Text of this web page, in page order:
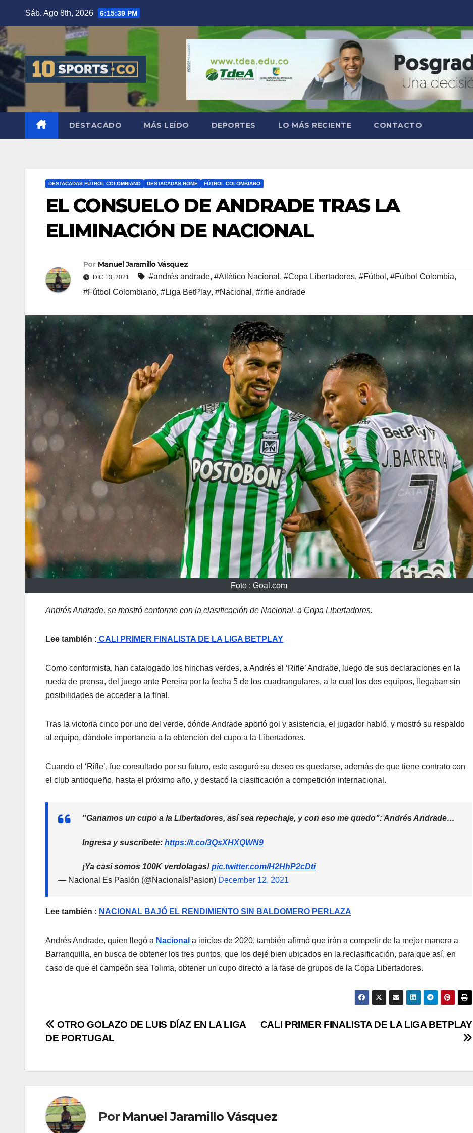
Sáb. Ago 8th, 2026 6:15:40 PM
DESTACADO MÁS LEÍDO DEPORTES LO MÁS RECIENTE CONTACTO
DESTACADAS FÚTBOL COLOMBIANO DESTACADAS HOME FÚTBOL COLOMBIANO
EL CONSUELO DE ANDRADE TRAS LA
ELIMINACIÓN DE NACIONAL
Por Manuel Jaramillo Vásquez
DIC 13, 2021 #andrés andrade, #Atlético Nacional , #Copa Libertadores, #Fútbol , #Fútbol Colombia,
#Fútbol Colombiano, #Liga BetPlay, #Nacional , #rifle andrade
Foto : Goal.com
Andrés Andrade, se mostró conforme con la clasificación de Nacional, a Copa Libertadores.
Lee también : CALI PRIMER FINALISTA DE LA LIGA BETPLAY
Como conformista, han catalogado los hinchas verdes, a Andrés el ‘Rifle’ Andrade, luego de sus declaraciones en la
rueda de prensa, del juego ante Pereira por la fecha 5 de los cuadrangulares, a la cual los dos equipos, llegaban sin
posibilidades de acceder a la final.
Tras la victoria cinco por uno del verde, dónde Andrade aportó gol y asistencia, el jugador habló, y mostró su respaldo
al equipo, dándole importancia a la obtención del cupo a la Libertadores.
Cuando el ‘Rifle’, fue consultado por su futuro, este aseguró su deseo es quedarse, además de que tiene contrato con
el club antioqueño, hasta el próximo año, y destacó la clasificación a competición internacional.
"Ganamos un cupo a la Libertadores, así sea repechaje, y con eso me quedo": Andrés Andrade…
Ingresa y suscríbete: https://t.co/3QsXHXQWN9
¡Ya casi somos 100K verdolagas! pic.twitter.com/H2HhP2cDti
— Nacional Es Pasión (@NacionalsPasion) December 12, 2021
Lee también : NACIONAL BAJÓ EL RENDIMIENTO SIN BALDOMERO PERLAZA
Andrés Andrade, quien llegó a Nacional a inicios de 2020, también afirmó que irán a competir de la mejor manera a
Barranquilla, en busca de obtener los tres puntos, que los dejé bien ubicados en la reclasificación, para que así, en
caso de que el campeón sea Tolima, obtener un cupo directo a la fase de grupos de la Copa Libertadores.
CALI PRIMER FINALISTA DE LA LIGA BETPLAY
OTRO GOLAZO DE LUIS DÍAZ EN LA LIGA
DE PORTUGAL
Por Manuel Jaramillo Vásquez